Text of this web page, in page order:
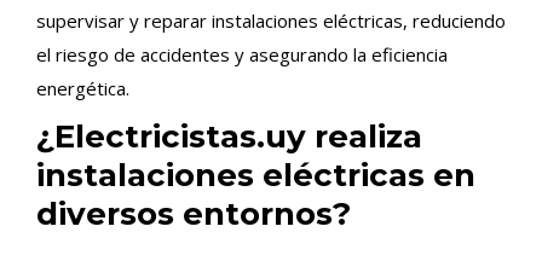
supervisar y reparar instalaciones eléctricas, reduciendo
el riesgo de accidentes y asegurando la eficiencia
energética.
¿Electricistas.uy realiza
instalaciones eléctricas en
diversos entornos?